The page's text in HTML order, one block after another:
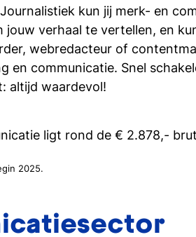
kun jij merk- en
verhaal te vertellen, en
webredacteur of
en communicatie. Snel
altijd waardevol!
ligt rond de € 2.878,-
2025.